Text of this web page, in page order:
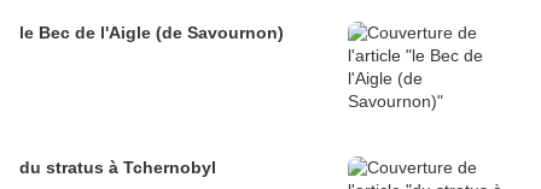
le Bec de l'Aigle (de Savournon)
du stratus à Tchernobyl